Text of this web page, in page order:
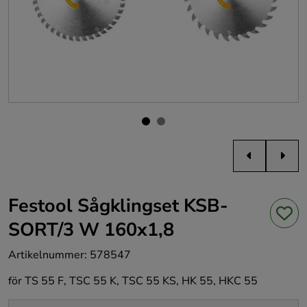
Festool Sågklingset KSB-
SORT/3 W 160x1,8
Artikelnummer: 578547
för TS 55 F, TSC 55 K, TSC 55 KS, HK 55, HKC 55